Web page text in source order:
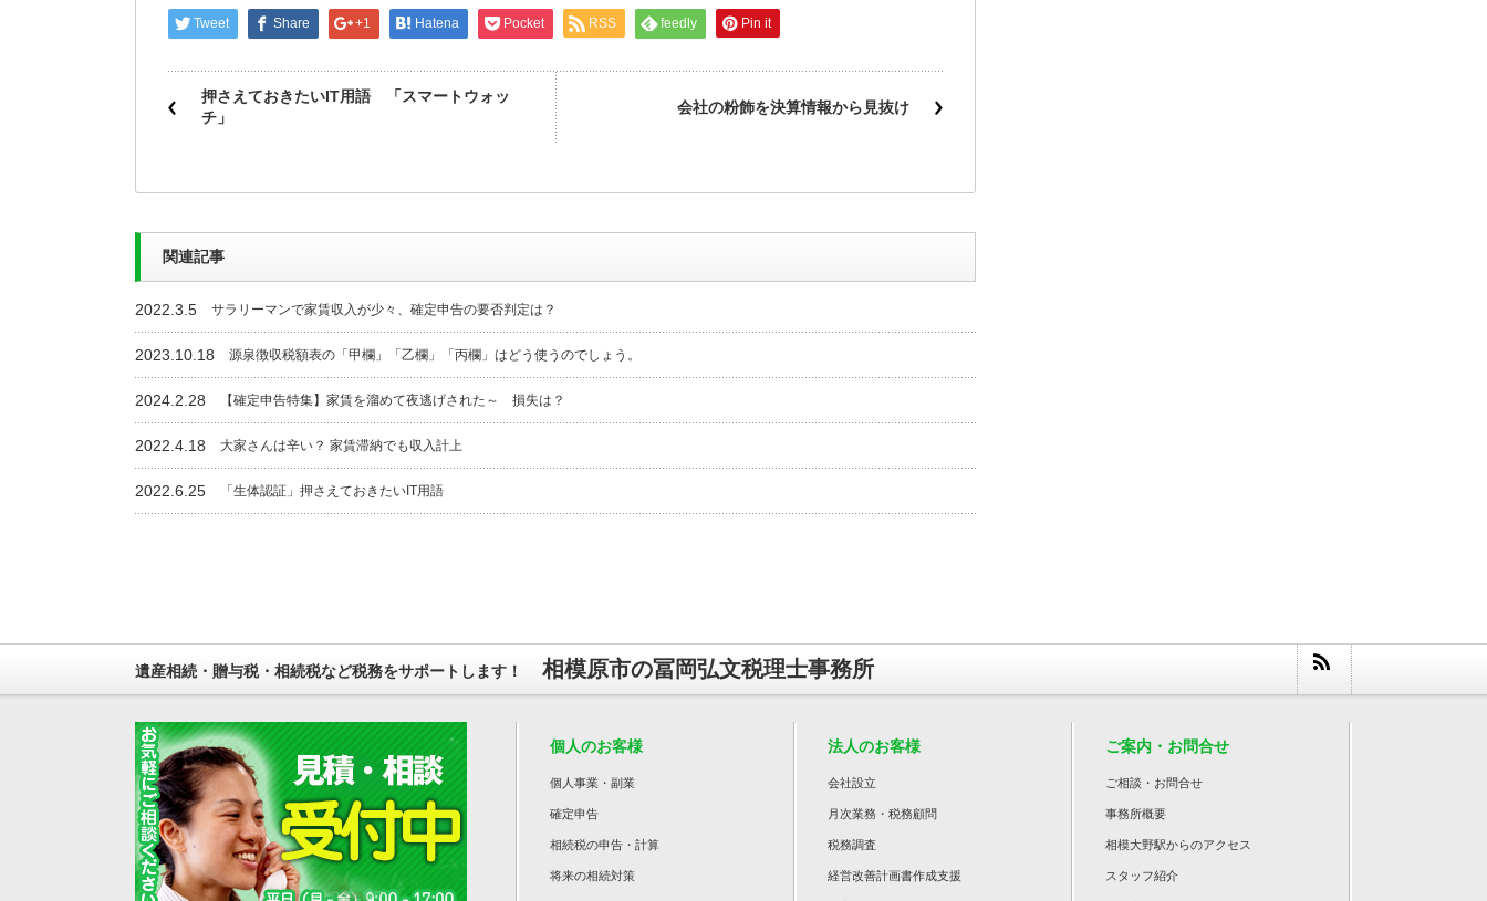
Tweet Share +1 Hatena Pocket RSS feedly Pin it
押さえておきたいIT用語 「スマートウォッ
チ」
会社の粉飾を決算情報から見抜け
関連記事
2022.3.5 サラリーマンで家賃収入が少々、確定申告の要否判定は？
2023.10.18 源泉徴収税額表の「甲欄」「乙欄」「丙欄」はどう使うのでしょう。
2024.2.28 【確定申告特集】家賃を溜めて夜逃げされた～ 損失は？
2022.4.18 大家さんは辛い？ 家賃滞納でも収入計上
2022.6.25 「生体認証」押さえておきたいIT用語
遺産相続・贈与税・相続税など税務をサポートします！ 相模原市の冨岡弘文税理士事務所
個人のお客様
個人事業・副業
確定申告
相続税の申告・計算
将来の相続対策
法人のお客様
会社設立
月次業務・税務顧問
税務調査
経営改善計画書作成支援
ご案内・お問合せ
ご相談・お問合せ
事務所概要
相模大野駅からのアクセス
スタッフ紹介